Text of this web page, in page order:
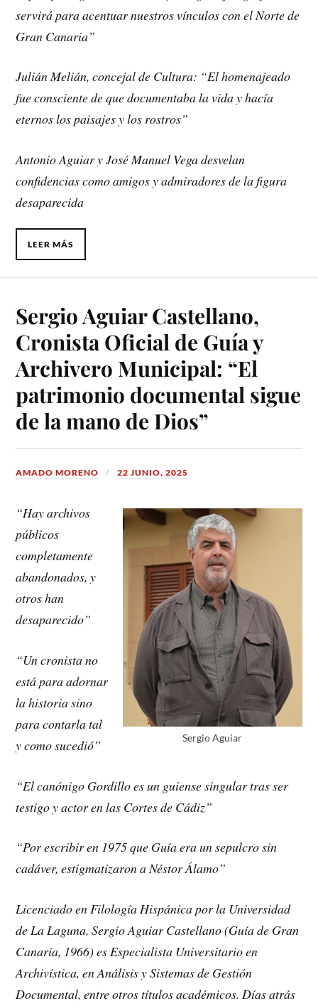
servirá para acentuar nuestros vínculos con el Norte de
Gran Canaria”
Julián Melián, concejal de Cultura: “El homenajeado
fue consciente de que documentaba la vida y hacía
eternos los paisajes y los rostros”
Antonio Aguiar y José Manuel Vega desvelan
confidencias como amigos y admiradores de la figura
desaparecida
LEER MÁS
Sergio Aguiar Castellano,
Cronista Oficial de Guía y
Archivero Municipal: “El
patrimonio documental sigue
de la mano de Dios”
AMADO MORENO 22 JUNIO, 2025
Sergio Aguiar
“Hay archivos
públicos
completamente
abandonados, y
otros han
desaparecido”
“Un cronista no
está para adornar
la historia sino
para contarla tal
y como sucedió”
“El canónigo Gordillo es un guiense singular tras ser
testigo y actor en las Cortes de Cádiz”
“Por escribir en 1975 que Guía era un sepulcro sin
cadáver, estigmatizaron a Néstor Álamo”
Licenciado en Filología Hispánica por la Universidad
de La Laguna, Sergio Aguiar Castellano (Guía de Gran
Canaria, 1966) es Especialista Universitario en
Archivística, en Análisis y Sistemas de Gestión
Documental, entre otros títulos académicos. Días atrás